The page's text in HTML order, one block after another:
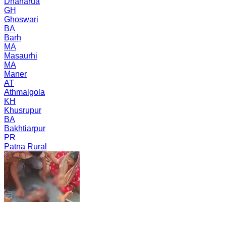
GH
Ghoswari
BA
Barh
MA
Masaurhi
MA
Maner
AT
Athmalgola
KH
Khusrupur
BA
Bakhtiarpur
PR
Patna Rural